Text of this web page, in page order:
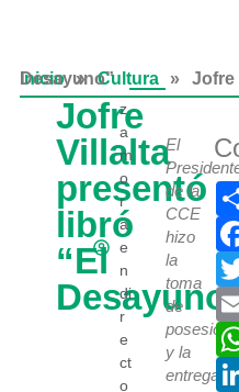
Inicio»Cultura»
Jofre Villalta presentó libró “El Desayuno”
Jofre
Villalta
presentó
libró
“El
z
a
m
o
r
a
e
n
di
r
e
ct
o
El
de la
CCE
hizo
la
toma
de
posesión
y la
entrega